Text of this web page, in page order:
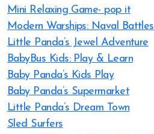
Mini Relaxing Game- pop it
Modern Warships: Naval Battles
Little Panda’s Jewel Adventure
BabyBus Kids: Play & Learn
Baby Panda’s Kids Play
Baby Panda’s Supermarket
Little Panda’s Dream Town
Sled Surfers